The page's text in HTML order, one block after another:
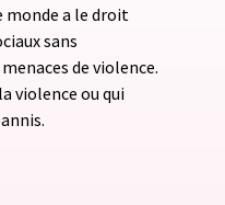
monde a le droit
sans
de violence.
violence ou qui